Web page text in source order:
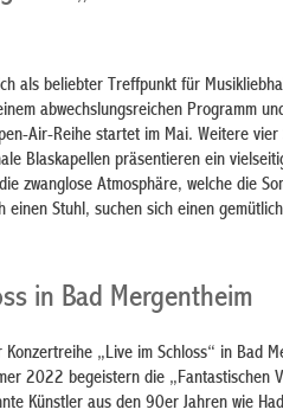
als beliebter Treffpunkt für
abwechslungsreichen Programm
Air-Reihe startet im Mai. Weitere
Blaskapellen präsentieren ein
zwanglose Atmosphäre, welche die
einen Stuhl, suchen sich einen
in Bad Mergentheim
„Live im Schloss“ in Bad
2022 begeistern die „Fantastischen
Künstler aus den 90er Jahren wie